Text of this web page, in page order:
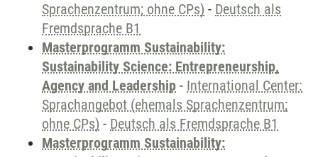
Sprachenzentrum; ohne CPs) - Deutsch als
Fremdsprache B1
Masterprogramm Sustainability:
Sustainability Science: Entrepreneurship,
Agency and Leadership - International Center:
Sprachangebot (ehemals Sprachenzentrum;
ohne CPs) - Deutsch als Fremdsprache B1
Masterprogramm Sustainability: